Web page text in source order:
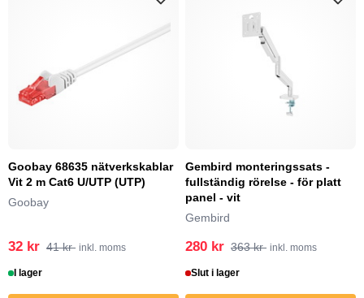
Goobay 68635 nätverkskablar
Vit 2 m Cat6 U/UTP (UTP)
Goobay
32 kr 41 kr inkl. moms
I lager
Gembird monteringssats -
fullständig rörelse - för platt
panel - vit
Gembird
280 kr 363 kr inkl. moms
Slut i lager